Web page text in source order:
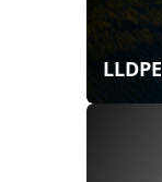
LLDPE